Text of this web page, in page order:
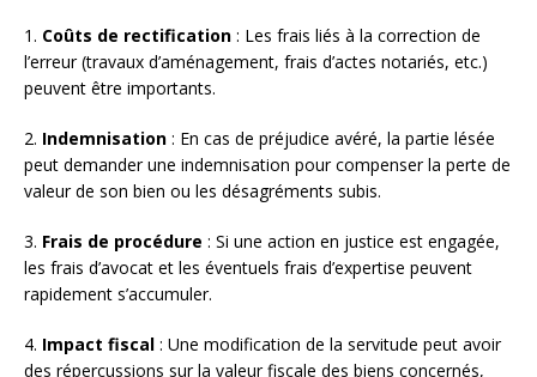
1. Coûts de rectification : Les frais liés à la correction de
l’erreur (travaux d’aménagement, frais d’actes notariés, etc.)
peuvent être importants.
2. Indemnisation : En cas de préjudice avéré, la partie lésée
peut demander une indemnisation pour compenser la perte de
valeur de son bien ou les désagréments subis.
3. Frais de procédure : Si une action en justice est engagée,
les frais d’avocat et les éventuels frais d’expertise peuvent
rapidement s’accumuler.
4. Impact fiscal : Une modification de la servitude peut avoir
des répercussions sur la valeur fiscale des biens concernés,